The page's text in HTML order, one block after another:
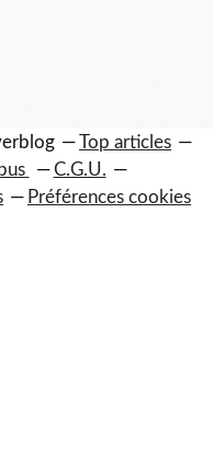
Top articles
C.G.U.
Préférences cookies